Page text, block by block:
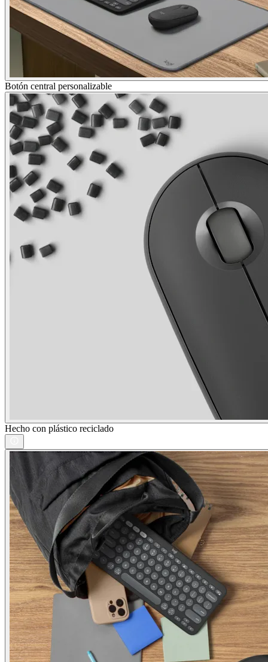
Botón central personalizable
Hecho con plástico reciclado